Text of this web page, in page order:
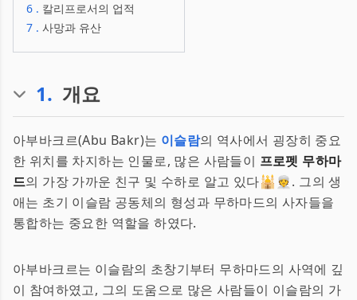
6 . 칼리프로서의 업적
7 . 사망과 유산
1. 개요
아부바크르(Abu Bakr)는 이슬람의 역사에서 굉장히 중요
한 위치를 차지하는 인물로, 많은 사람들이 프로펫 무하마
드의 가장 가까운 친구 및 수하로 알고 있다🕌👳. 그의 생
애는 초기 이슬람 공동체의 형성과 무하마드의 사자들을
통합하는 중요한 역할을 하였다.
아부바크르는 이슬람의 초창기부터 무하마드의 사역에 깊
이 참여하였고, 그의 도움으로 많은 사람들이 이슬람의 가